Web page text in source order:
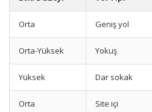
Orta Geniş yol
Orta-Yüksek Yokuş
Yüksek Dar sokak
Orta Site içi